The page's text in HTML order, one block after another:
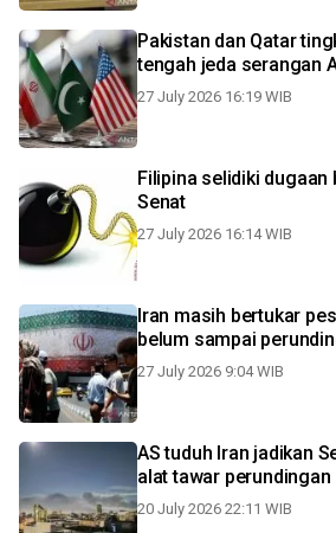
Pakistan dan Qatar
tengah jeda serangan
27 July 2026 16:19 WIB
Filipina selidiki dugaan
Senat
27 July 2026 16:14 WIB
Iran masih bertukar
belum sampai
27 July 2026 9:04 WIB
AS tuduh Iran jadikan
alat tawar perundingan
20 July 2026 22:11 WIB